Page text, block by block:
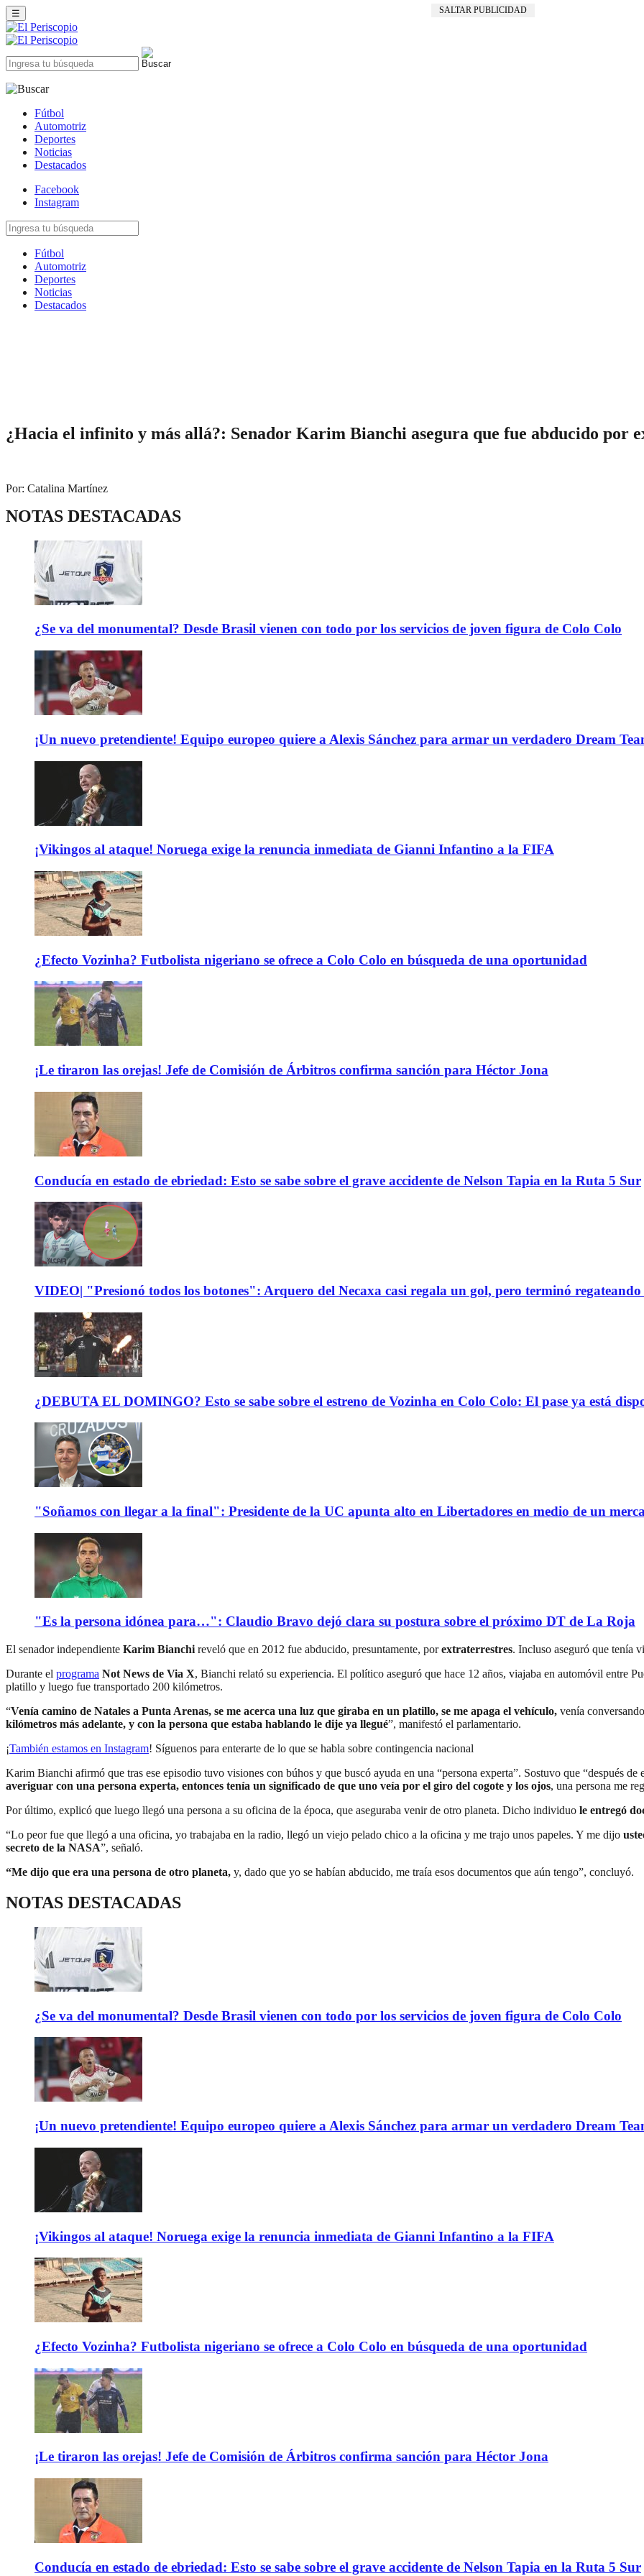
SALTAR PUBLICIDAD
☰
Fútbol
Automotriz
Deportes
Noticias
Destacados
Facebook
Instagram
Fútbol
Automotriz
Deportes
Noticias
Destacados
¿Hacia el infinito y más allá?: Senador Karim Bianchi asegura que fue abducido por
Por: Catalina Martínez
NOTAS DESTACADAS
¿Se va del monumental? Desde Brasil vienen con todo por los servicios de joven figura de Colo Colo
¡Un nuevo pretendiente! Equipo europeo quiere a Alexis Sánchez para armar un verdadero Dream
¡Vikingos al ataque! Noruega exige la renuncia inmediata de Gianni Infantino a la FIFA
¿Efecto Vozinha? Futbolista nigeriano se ofrece a Colo Colo en búsqueda de una oportunidad
¡Le tiraron las orejas! Jefe de Comisión de Árbitros confirma sanción para Héctor Jona
Conducía en estado de ebriedad: Esto se sabe sobre el grave accidente de Nelson Tapia en la Ruta 5 Sur
VIDEO| "Presionó todos los botones": Arquero del Necaxa casi regala un gol, pero terminó
¿DEBUTA EL DOMINGO? Esto se sabe sobre el estreno de Vozinha en Colo Colo: El pase ya está
"Soñamos con llegar a la final": Presidente de la UC apunta alto en Libertadores en medio de un
"Es la persona idónea para…": Claudio Bravo dejó clara su postura sobre el próximo DT de La Roja
El senador independiente Karim Bianchi reveló que en 2012 fue abducido, presuntamente, porextraterrestres. Incluso aseguró que tenía
Durante el programa Not News de Via X, Bianchi relató su experiencia. El político aseguró que hace 12 años, viajaba en automóvil entre
platillo y luego fue transportado 200 kilómetros.
“Venía camino de Natales a Punta Arenas, se me acerca una luz que giraba en un platillo, se me apaga el vehículo, venía
kilómetros más adelante, y con la persona que estaba hablando le dije ya llegué”, manifestó el parlamentario.
¡También estamos en Instagram! Síguenos para enterarte de lo que se habla sobre contingencia nacional
Karim Bianchi afirmó que tras ese episodio tuvo visiones con búhos y que buscó ayuda en una “persona experta”. Sostuvo que “después de
averiguar con una persona experta, entonces tenía un significado de que uno veía por el giro del cogote y los ojos, una persona me
Por último, explicó que luego llegó una persona a su oficina de la época, que aseguraba venir de otro planeta. Dicho individuo le entregó
“Lo peor fue que llegó a una oficina, yo trabajaba en la radio, llegó un viejo pelado chico a la oficina y me trajo unos papeles. Y me dijo
secreto de la NASA”, señaló.
“Me dijo que era una persona de otro planeta, y, dado que yo se habían abducido, me traía esos documentos que aún tengo”, concluyó.
NOTAS DESTACADAS
¿Se va del monumental? Desde Brasil vienen con todo por los servicios de joven figura de Colo Colo
¡Un nuevo pretendiente! Equipo europeo quiere a Alexis Sánchez para armar un verdadero Dream
¡Vikingos al ataque! Noruega exige la renuncia inmediata de Gianni Infantino a la FIFA
¿Efecto Vozinha? Futbolista nigeriano se ofrece a Colo Colo en búsqueda de una oportunidad
¡Le tiraron las orejas! Jefe de Comisión de Árbitros confirma sanción para Héctor Jona
Conducía en estado de ebriedad: Esto se sabe sobre el grave accidente de Nelson Tapia en la Ruta 5 Sur